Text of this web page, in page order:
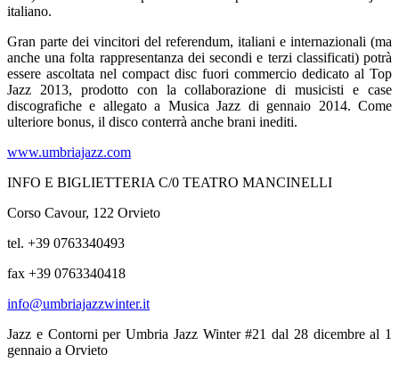
italiano.
Gran parte dei vincitori del referendum, italiani e internazionali (ma
anche una folta rappresentanza dei secondi e terzi classificati) potrà
essere ascoltata nel compact disc fuori commercio dedicato al Top
Jazz 2013, prodotto con la collaborazione di musicisti e case
discografiche e allegato a Musica Jazz di gennaio 2014. Come
ulteriore bonus, il disco conterrà anche brani inediti.
www.umbriajazz.com
INFO E BIGLIETTERIA C/0 TEATRO MANCINELLI
Corso Cavour, 122 Orvieto
tel. +39 0763340493
fax +39 0763340418
info@umbriajazzwinter.it
Jazz e Contorni per Umbria Jazz Winter #21 dal 28 dicembre al 1
gennaio a Orvieto